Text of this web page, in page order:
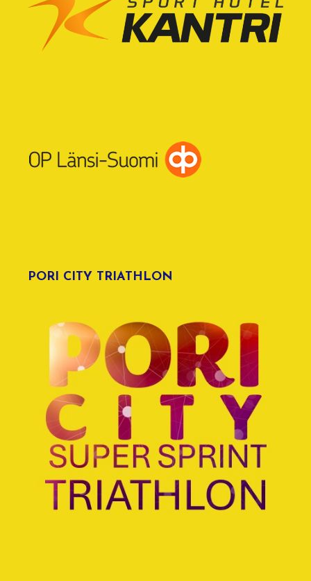
PORI CITY TRIATHLON